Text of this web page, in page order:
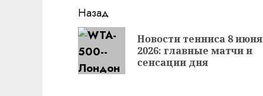
Продолжить
чтение
Назад
Новости тенниса 8 июня
2026: главные матчи и
сенсации дня